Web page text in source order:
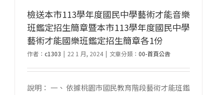
檢送本市113學年度國民中學藝術才能音樂
班鑑定招生簡章暨本市113學年度國民中學
藝術才能國樂班鑑定招生簡章各1份
作者： c1303 | 22 1 月, 2024 | 文章分類： 00-首頁公告
說明： 一、 依據桃園市國民教育階段藝術才能班鑑